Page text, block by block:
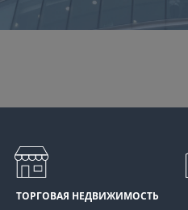
ТОРГОВАЯ НЕДВИЖИМОСТЬ